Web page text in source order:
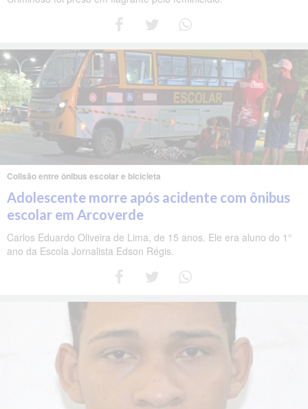
Colisão entre ônibus escolar e bicicleta
Adolescente morre após acidente com ônibus
escolar em Arcoverde
Carlos Eduardo Oliveira de Lima, de 15 anos. Ele era aluno do 1°
ano da Escola Jornalista Edson Régis.